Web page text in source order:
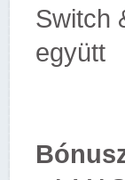
Switch
együtt